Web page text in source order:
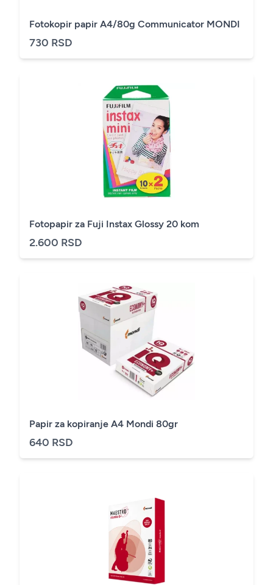
Fotokopir papir A4/80g Communicator MONDI
730 RSD
Fotopapir za Fuji Instax Glossy 20 kom
2.600 RSD
Papir za kopiranje A4 Mondi 80gr
640 RSD